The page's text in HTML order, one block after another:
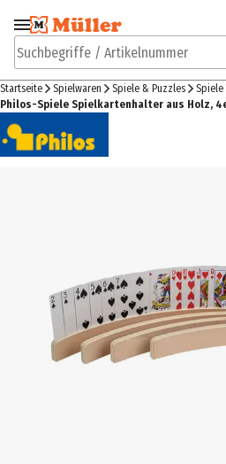
Zur Navigation
springen
Suchbegriffe / Artikelnummer
Startseite Spielwaren Spiele & Puzzles Spiele
Philos-Spiele Spielkartenhalter aus Holz,